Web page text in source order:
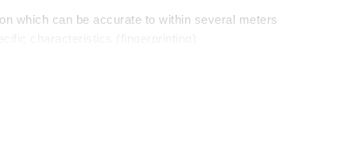
which can be accurate to within several meters
modu librean kontatzea da gure eginkizuna.